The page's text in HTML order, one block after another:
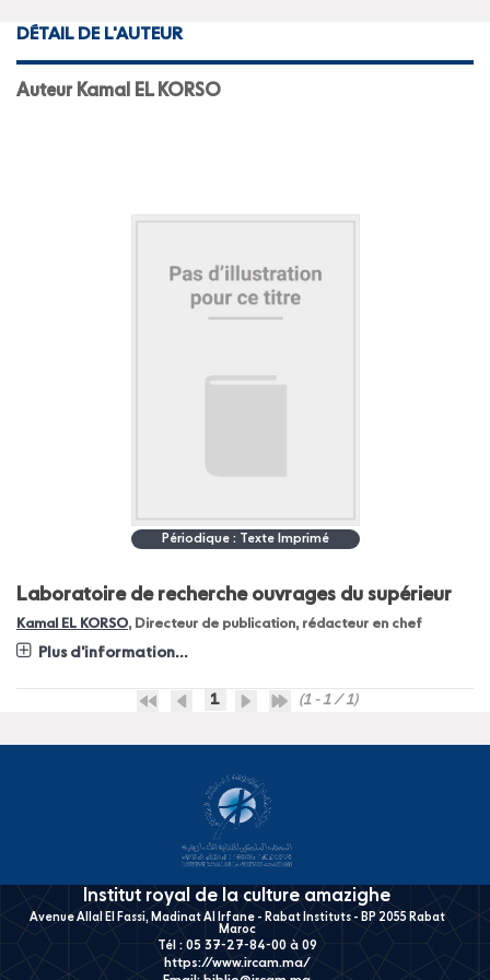
DÉTAIL DE L'AUTEUR
Auteur Kamal EL KORSO
Périodique : Texte Imprimé
Laboratoire de recherche ouvrages du supérieur
Kamal EL KORSO, Directeur de publication, rédacteur en chef
Plus d'information...
1 (1 - 1 / 1)
Institut royal de la culture amazighe
Avenue Allal El Fassi, Madinat Al Irfane - Rabat Instituts - BP 2055 Rabat
Maroc
Tél : 05 37-27-84-00 à 09
https://www.ircam.ma/